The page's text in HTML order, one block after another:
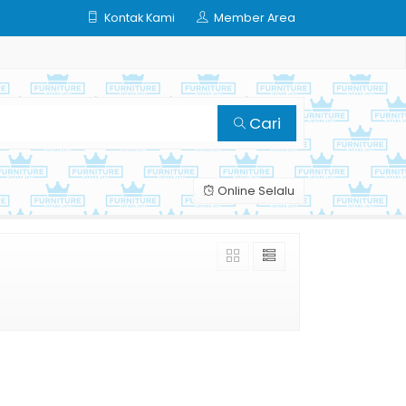
Kontak Kami Member Area
Cari
Online Selalu